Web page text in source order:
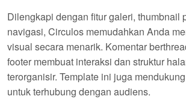
Dilengkapi dengan fitur galeri, thumbnail
navigasi, Circulos memudahkan Anda
visual secara menarik. Komentar
footer membuat interaksi dan struktur
terorganisir. Template ini juga
untuk terhubung dengan audiens.